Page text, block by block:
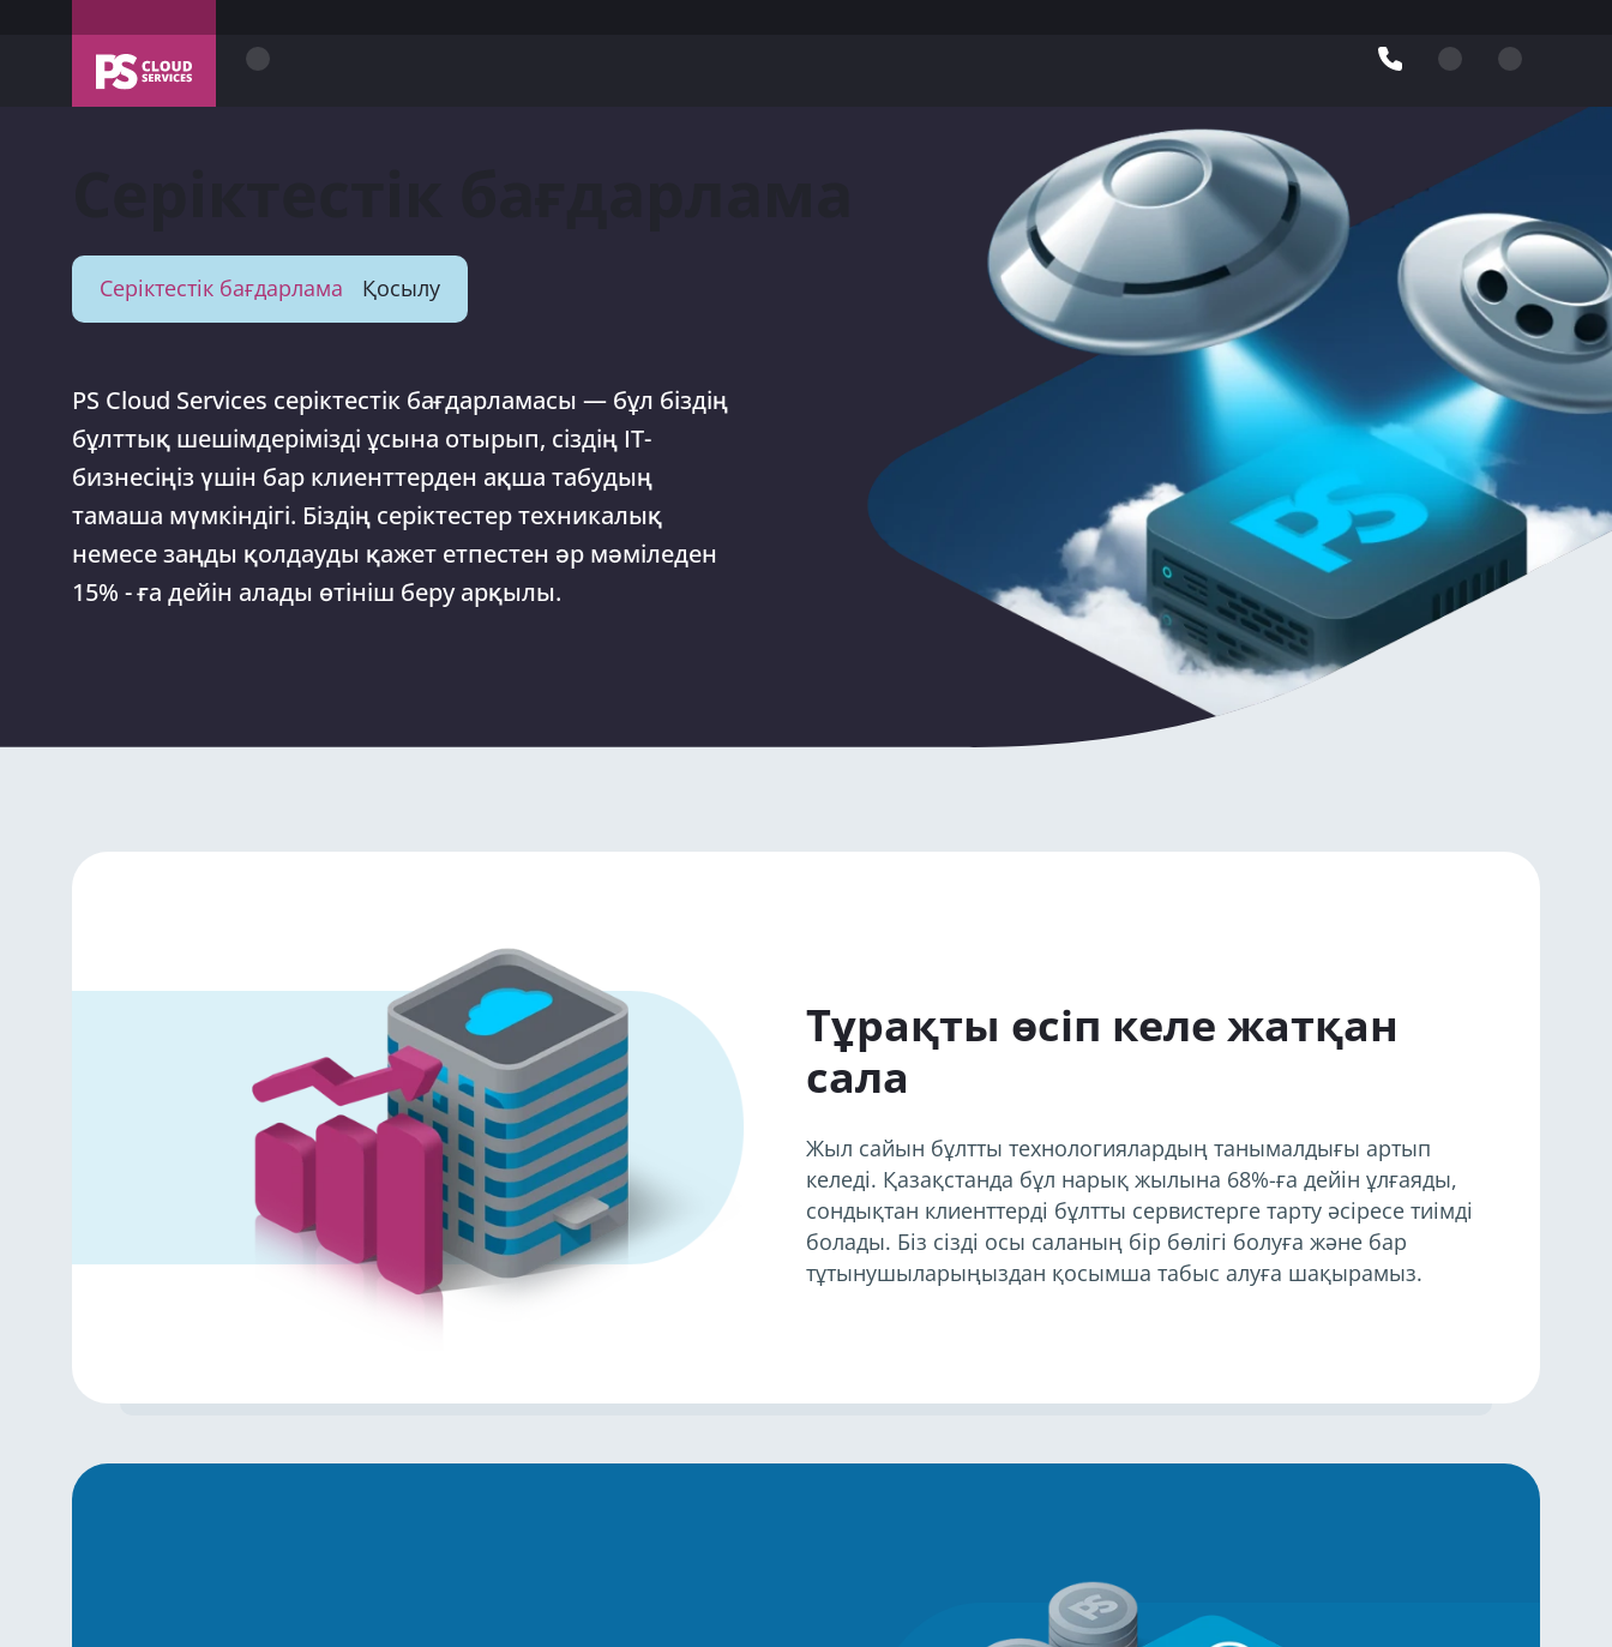
Серіктестік бағдарлама Қосылу
PS Сloud Services cеріктестік бағдарламасы — бұл біздің
бұлттық шешімдерімізді ұсына отырып, сіздің IT-
бизнесіңіз үшін бар клиенттерден ақша табудың
тамаша мүмкіндігі. Біздің серіктестер техникалық
немесе заңды қолдауды қажет етпестен әр мәміледен
15% - ға дейін алады өтініш беру арқылы.
Тұрақты өсіп келе жатқан
сала
Жыл сайын бұлтты технологиялардың танымалдығы артып
келеді. Қазақстанда бұл нарық жылына 68%-ға дейін ұлғаяды,
сондықтан клиенттерді бұлтты сервистерге тарту әсіресе тиімді
болады. Біз сізді осы саланың бір бөлігі болуға және бар
тұтынушыларыңыздан қосымша табыс алуға шақырамыз.